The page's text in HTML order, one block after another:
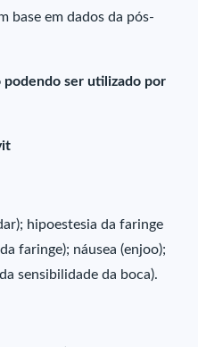
base em dados da pós-
podendo ser utilizado por
hipoestesia da faringe
faringe); náusea (enjoo);
sensibilidade da boca).